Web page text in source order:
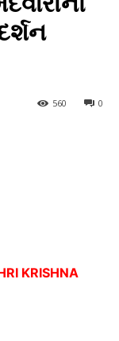
0
560
KRISHNA